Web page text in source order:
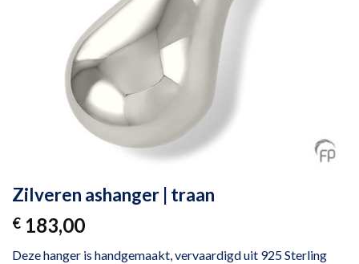
Zilveren ashanger | traan
€ 183,00
Deze hanger is handgemaakt, vervaardigd uit 925 Sterling